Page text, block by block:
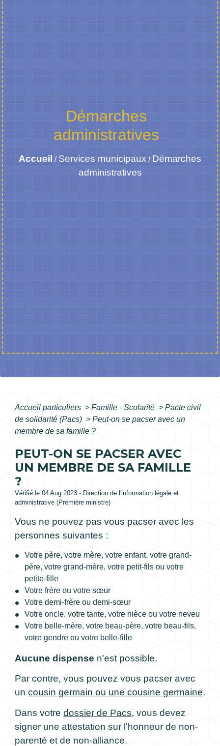
Démarches
administratives
Accueil / Services municipaux / Démarches
administratives
Accueil particuliers > Famille - Scolarité > Pacte civil
de solidarité (Pacs) > Peut-on se pacser avec un
membre de sa famille ?
PEUT-ON SE PACSER AVEC
UN MEMBRE DE SA FAMILLE
?
Vérifié le 04 Aug 2023 - Direction de l'information légale et
administrative (Première ministre)
Vous ne pouvez pas vous pacser avec les
personnes suivantes :
Votre père, votre mère, votre enfant, votre grand-
père, votre grand-mère, votre petit-fils ou votre
petite-fille
Votre frère ou votre sœur
Votre demi-frère ou demi-sœur
Votre oncle, votre tante, votre nièce ou votre neveu
Votre belle-mère, votre beau-père, votre beau-fils,
votre gendre ou votre belle-fille
Aucune dispense n'est possible.
Par contre, vous pouvez vous pacser avec
un cousin germain ou une cousine germaine.
Dans votre dossier de Pacs, vous devez
signer une attestation sur l'honneur de non-
parenté et de non-alliance.